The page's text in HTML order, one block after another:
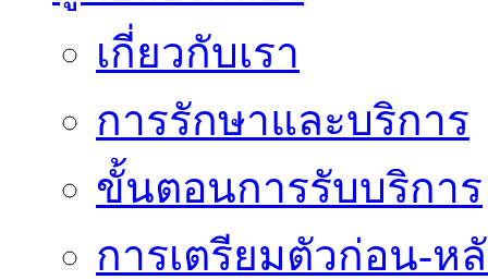
เกี่ยวกับเรา
การรักษาและบริการ
ขั้นตอนการรับบริการ
การเตรียมตัวก่อน-ห